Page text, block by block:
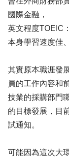
國際金融，
英文程度TOEIC
本身學習速度佳
其實原本職涯發
員的工作內容和
技業的採購部門
的目標發展，目
試通知。
可能因為這次大